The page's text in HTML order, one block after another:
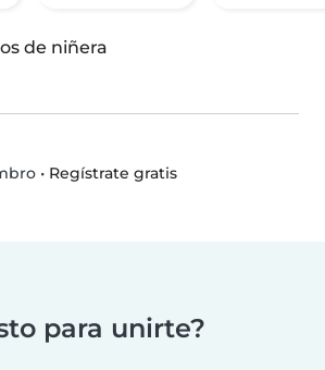
de niñera
• Regístrate gratis
para unirte?